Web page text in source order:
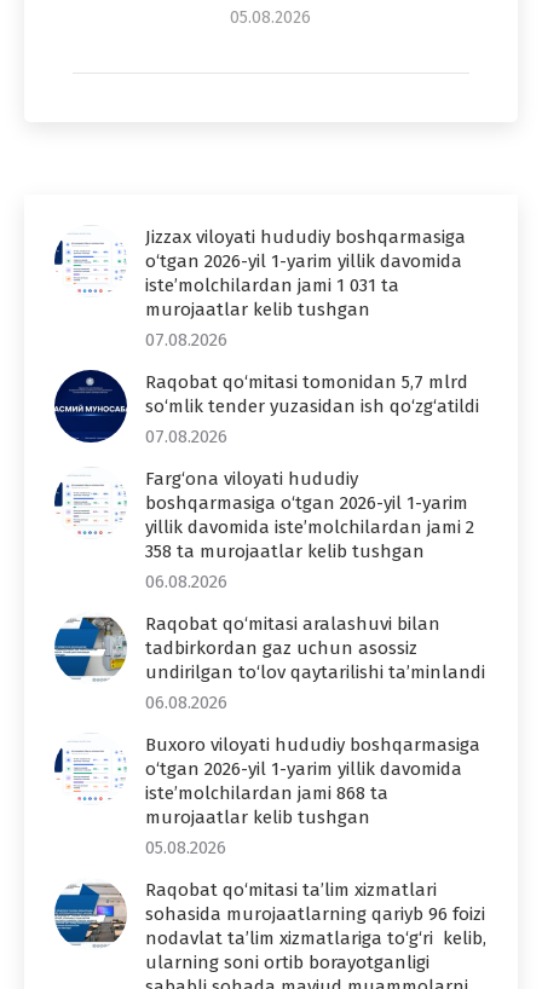
05.08.2026
Jizzax viloyati hududiy boshqarmasiga
o‘tgan 2026-yil 1-yarim yillik davomida
iste’molchilardan jami 1 031 ta
murojaatlar kelib tushgan
07.08.2026
Raqobat qo‘mitasi tomonidan 5,7 mlrd
so‘mlik tender yuzasidan ish qo‘zg‘atildi
07.08.2026
Farg‘ona viloyati hududiy
boshqarmasiga o‘tgan 2026-yil 1-yarim
yillik davomida iste’molchilardan jami 2
358 ta murojaatlar kelib tushgan
06.08.2026
Raqobat qo‘mitasi aralashuvi bilan
tadbirkordan gaz uchun asossiz
undirilgan to‘lov qaytarilishi ta’minlandi
06.08.2026
Buxoro viloyati hududiy boshqarmasiga
o‘tgan 2026-yil 1-yarim yillik davomida
iste’molchilardan jami 868 ta
murojaatlar kelib tushgan
05.08.2026
Raqobat qo‘mitasi ta’lim xizmatlari
sohasida murojaatlarning qariyb 96 foizi
nodavlat ta’lim xizmatlariga to‘g‘ri kelib,
ularning soni ortib borayotganligi